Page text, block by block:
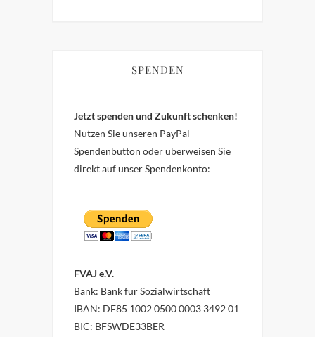
SPENDEN
Jetzt spenden und Zukunft schenken!
Nutzen Sie unseren PayPal-
Spendenbutton oder überweisen Sie
direkt auf unser Spendenkonto:
FVAJ e.V.
Bank: Bank für Sozialwirtschaft
IBAN: DE85 1002 0500 0003 3492 01
BIC: BFSWDE33BER